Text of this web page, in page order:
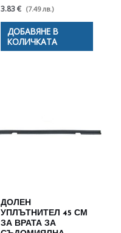
3.83 € (7.49 лв.)
ДОБАВЯНЕ В
КОЛИЧКАТА
ДОЛЕН
УПЛЪТНИТЕЛ 45 СМ
ЗА ВРАТА ЗА